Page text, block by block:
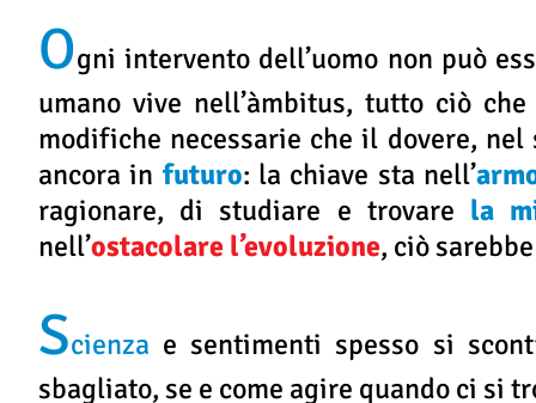
Ogni intervento dell’uomo non può
umano vive nell’àmbitus, tutto ciò
modifiche necessarie che il dovere,
ancora in futuro: la chiave sta nell’
ragionare, di studiare e trovare la
nell’ostacolare l’evoluzione, ciò
Scienza e sentimenti spesso si
sbagliato, se e come agire quando ci si